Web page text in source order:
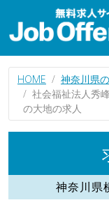
HOME 神奈川県
社会福祉法人秀
の大地の求人
神奈川県